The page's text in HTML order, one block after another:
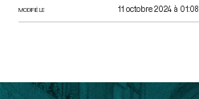
MODIFIÉ LE 11 octobre 2024 à 01:08